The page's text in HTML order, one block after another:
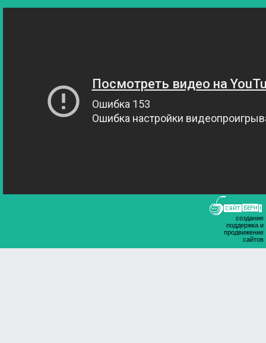
создание
поддержка и
продвижение
сайтов